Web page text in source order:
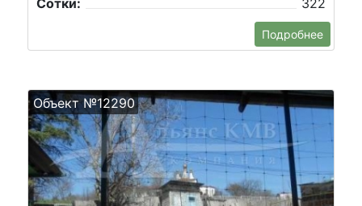
Сотки:
322
Подробнее
Объект №12290